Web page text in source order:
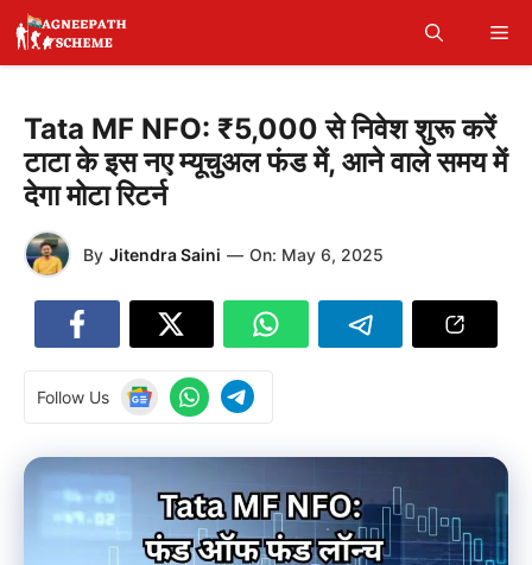
Skip
content
Tata MF NFO: ₹5,000 से निवेश शुरू करें
टाटा के इस नए म्यूचुअल फंड में, आने वाले समय में
देगा मोटा रिटर्न
By Jitendra Saini — On: May 6, 2025
Follow Us